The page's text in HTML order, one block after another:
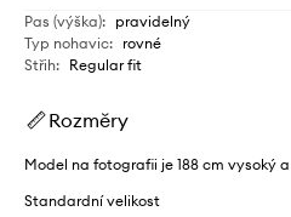
Pas (výška): pravidelný
Typ nohavic: rovné
Střih: Regular fit
Rozměry
Model na fotografii je 188 cm vysoký
Standardní velikost